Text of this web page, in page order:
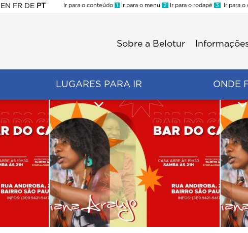
EN FR DE PT
Ir para o conteúdo 1 Ir para o menu 2 Ir para o rodapé 3 Ir para o
Sobre a Belotur
LUGARES PARA IR ONDE